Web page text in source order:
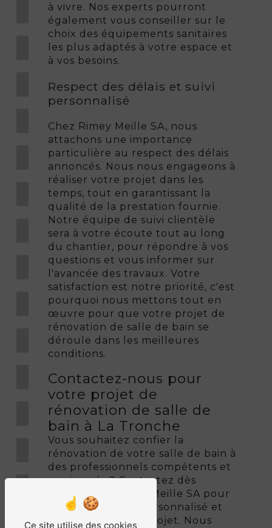
à vivre. Nos experts pourront
également vous conseiller sur le
choix des équipements sanitaires
les plus adaptés à votre espace et
à vos besoins.
Respect des délais et suivi
personnalisé
Chez Rimey Meille SA, nous
attachons une importance
particulière au respect des délais
annoncés. Nous nous engageons à
réaliser votre projet dans les
temps, tout en garantissant la
qualité de la prestation fournie.
Notre équipe de suivi clientèle
sera à votre écoute tout au long
du chantier, pour répondre à vos
questions et vous informer sur
l'avancée des travaux. Votre
satisfaction est notre priorité, c'est
pourquoi nous mettons tout en
œuvre pour que votre projet de
rénovation de salle de bain se
déroule dans les meilleures
conditions.
Contactez-nous pour
votre projet de
rénovation de salle de
bain à La Tronche
Vous souhaitez confier la
rénovation de votre salle de bain à
des professionnels compétents et
passionnés ? Contactez dès
maintenant Rimey Meille SA pour
obtenir un devis personnalisé et
discuter de votre projet. Nous
Ce site utilise des cookies